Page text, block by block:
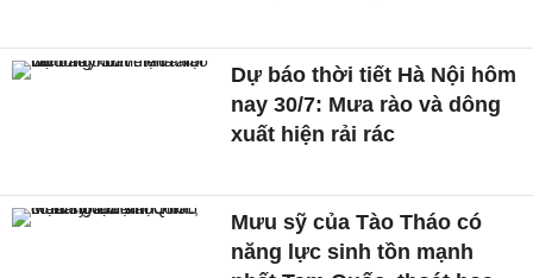
Dự báo thời tiết Hà Nội hôm
nay 30/7: Mưa rào và dông
xuất hiện rải rác
Mưu sỹ của Tào Tháo có
năng lực sinh tồn mạnh